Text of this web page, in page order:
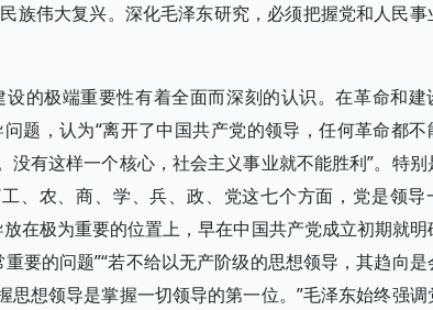
族伟大复兴。深化毛泽东研究，必须把握党和人民事
的极端重要性有着全面而深刻的认识。在革命和建
题，认为“离开了中国共产党的领导，任何革命都不
没有这样一个核心，社会主义事业就不能胜利”。特别
、农、商、学、兵、政、党这七个方面，党是领导
在极为重要的位置上，早在中国共产党成立初期就明
要的问题”“若不给以无产阶级的思想领导，其趋向是
思想领导是掌握一切领导的第一位。”毛泽东始终强调